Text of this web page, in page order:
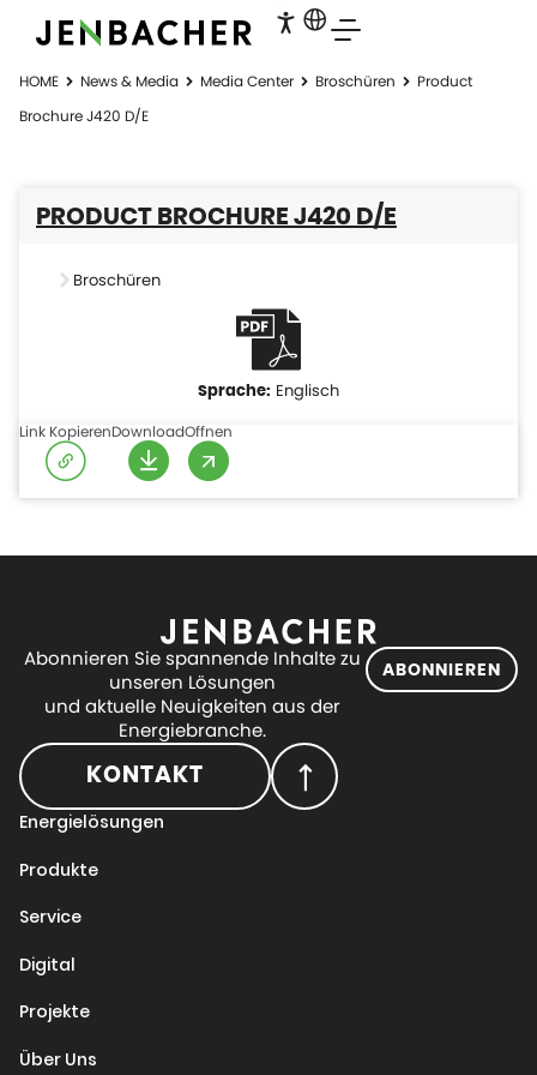
HOME News & Media Media Center Broschüren
Product
Brochure J420 D/E
PRODUCT BROCHURE J420 D/E
Broschüren
Englisch
Link KopierenDownloadOffnen
Abonnieren Sie spannende Inhalte zu
unseren Lösungen
und aktuelle Neuigkeiten aus der
Energiebranche.
ABONNIEREN
KONTAKT
Energielösungen
Produkte
Service
Digital
Projekte
Über Uns